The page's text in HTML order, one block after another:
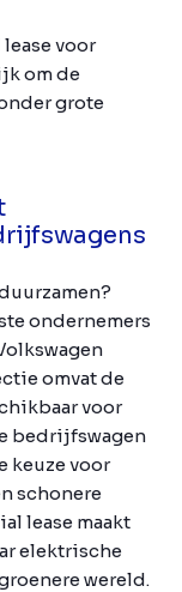
voor
om de
grote
ondernemers
omvat de
voor
bedrijfswagen
keuze voor
schonere
lease maakt
elektrische
wereld.